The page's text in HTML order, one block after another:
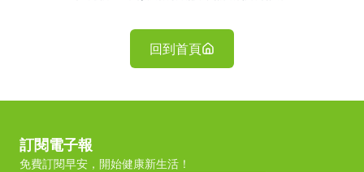
回到首頁
訂閱電子報
免費訂閱早安，開始健康新生活！